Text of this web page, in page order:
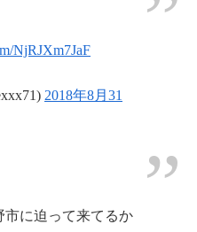
NjRJXm7JaF
2018年8月31
市に迫って来てるか